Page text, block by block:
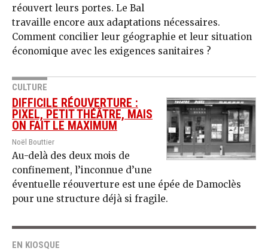
réouvert leurs portes. Le Bal
travaille encore aux adaptations nécessaires.
Comment concilier leur géographie et leur situation
économique avec les exigences sanitaires ?
CULTURE
DIFFICILE RÉOUVERTURE :
PIXEL, PETIT THÉÂTRE, MAIS
ON FAIT LE MAXIMUM
Noël Bouttier
Au-delà des deux mois de
confinement, l’inconnue d’une
éventuelle réouverture est une épée de Damoclès
pour une structure déjà si fragile.
EN KIOSQUE